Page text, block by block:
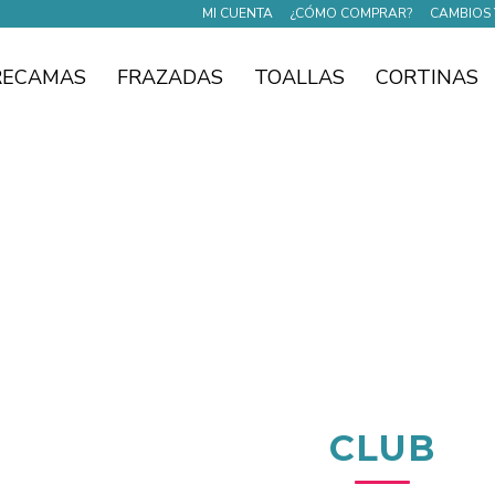
MI CUENTA ¿CÓMO COMPRAR? CAMBIOS
FRAZADAS TOALLAS CORTINAS
CLUB